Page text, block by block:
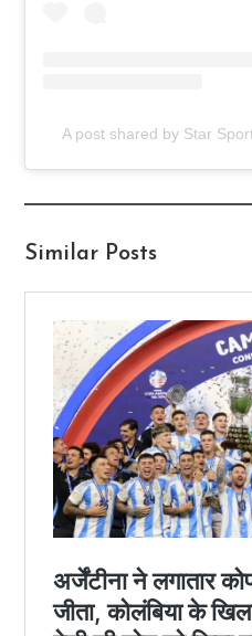
A post shared by Star
Similar Posts